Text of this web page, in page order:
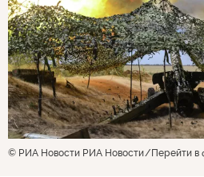
© РИА Новости РИА Новости Перейти в